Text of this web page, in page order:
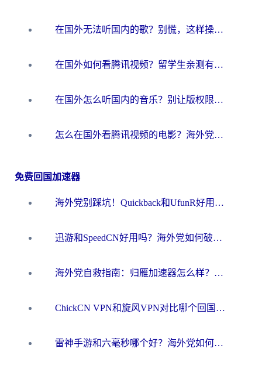
在国外无法听国内的歌？别慌，这样操作就能畅听QQ音乐（附亲测加速器推荐）
在国外如何看腾讯视频？留学生亲测有效的回国加速方案
在国外怎么听国内的音乐？别让版权限制断了你的华语歌单
怎么在国外看腾讯视频的电影？海外党亲测有效的回国加速指南
免费回国加速器
海外党别踩坑！Quickback和UfunR好用吗？选对回国加速器才能无缝刷国内资源
迅游和SpeedCN好用吗？海外党如何破解那道看不见的墙
海外党自救指南：归雁加速器怎么样？教你避开坑实现国内资源无缝访问
ChickCN VPN和旋风VPN对比哪个回国效果更好？海外用户的选择困境与出路
雷神手游和六毫秒哪个好？海外党如何真正解锁国内资源